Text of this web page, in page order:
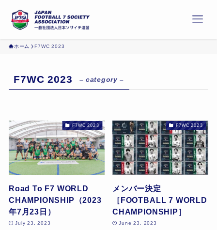
ホーム F7WC 2023
F7WC 2023 – category –
F7WC 2023
Road To F7 WORLD
CHAMPIONSHIP（2023
年7月23日）
July 23, 2023
F7WC 2023
メンバー決定
［FOOTBALL 7 WORLD
CHAMPIONSHIP］
June 23, 2023